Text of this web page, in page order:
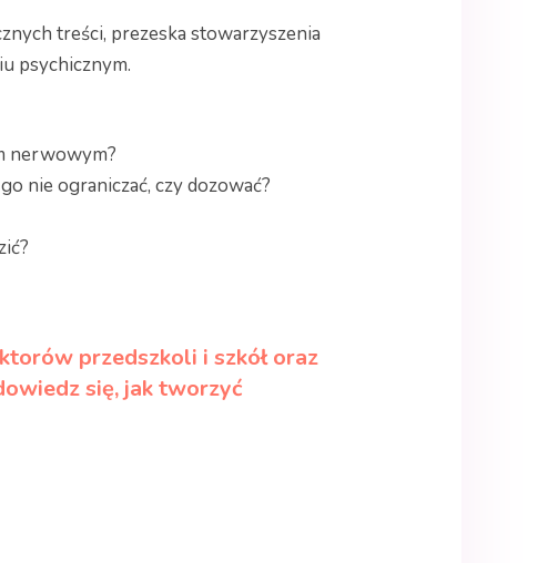
treści, prezeska stowarzyszenia
psychicznym.
nerwowym?
nie ograniczać, czy dozować?
przedszkoli i szkół oraz
się, jak tworzyć